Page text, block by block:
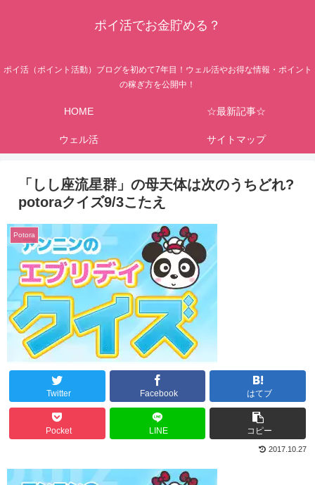
ポイ活でお金貯める？
ポイ活（ポイント活動）ブログを初めて7年目！ウェル活やお得な情報・ポイント
の稼ぎ方を公開中！
HOME ☆最新記事☆
ウェル活 サイトマップ
「しし座流星群」の母天体は次のうちどれ?
potoraクイズ9/3こたえ
Potora
Twitter Facebook はてブ
Pocket LINE コピー
2017.10.27